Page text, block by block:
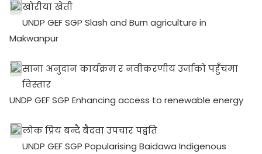
खोरीया खेती
UNDP GEF SGP Slash and Burn agriculture in
Makwanpur
साना अनुदान कार्यक्रम र नवीकरणीय उर्जाको पहुँचमा
विस्तार
UNDP GEF SGP Enhancing access to renewable energy
लोक प्रिय बन्दै बैदवा उपचार पद्वति
UNDP GEF SGP Popularising Baidawa Indigenous